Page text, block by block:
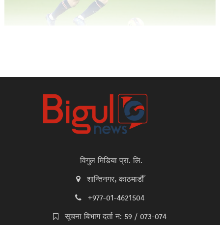
विगुल मिडिया प्रा. लि.
शान्तिनगर, काठमाडौँ
+977-01-4621504
सूचना बिभाग दर्ता न: 59 / 073-074